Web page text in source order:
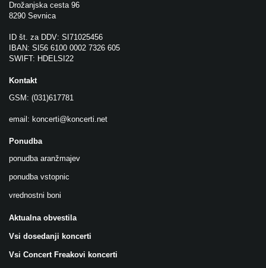
Drožanjska cesta 96
8290 Sevnica
ID št. za DDV: SI71025456
IBAN: SI56 6100 0002 7326 605
SWIFT: HDELSI22
Kontakt
GSM: (031)617781
email: koncerti@koncerti.net
Ponudba
ponudba aranžmajev
ponudba vstopnic
vrednostni boni
Aktualna obvestila
Vsi dosedanji koncerti
Vsi Concert Freakovi koncerti